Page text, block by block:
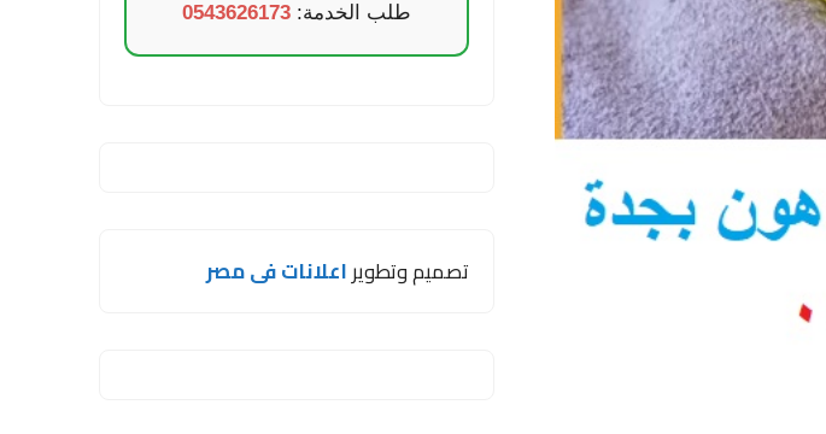
طلب الخدمة: 0543626173
تصميم وتطويراعلانات فى مصر